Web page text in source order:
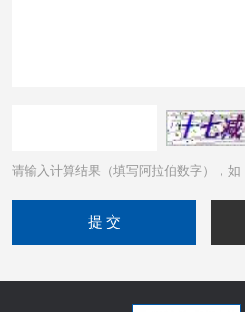
请输入计算结果（填写阿拉伯数字），如